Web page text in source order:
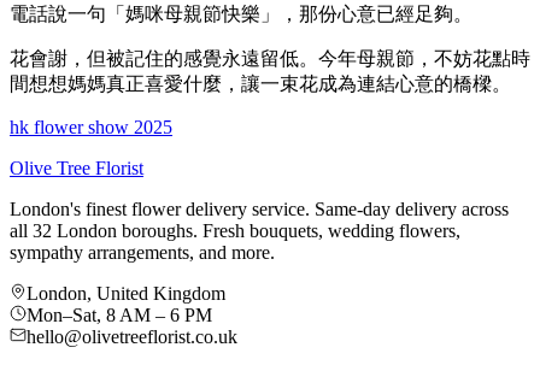
電話說一句「媽咪母親節快樂」，那份心意已經足夠。
花會謝，但被記住的感覺永遠留低。今年母親節，不妨花點時
間想想媽媽真正喜愛什麼，讓一束花成為連結心意的橋樑。
hk flower show 2025
Olive Tree Florist
London's finest flower delivery service. Same-day delivery across
all 32 London boroughs. Fresh bouquets, wedding flowers,
sympathy arrangements, and more.
London, United Kingdom
Mon–Sat, 8 AM – 6 PM
hello@olivetreeflorist.co.uk